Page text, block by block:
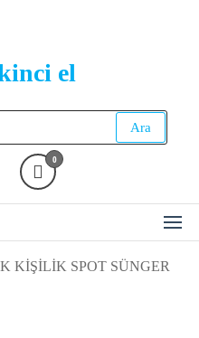
el
Ara
0
KİŞİLİK SPOT SÜNGER